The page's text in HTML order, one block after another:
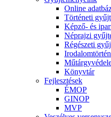
Online
Történeti
Képző- és
Néprajzi
Régészeti
Könyvtár
Fejlesztések
ÉMOP
GINOP
MVP